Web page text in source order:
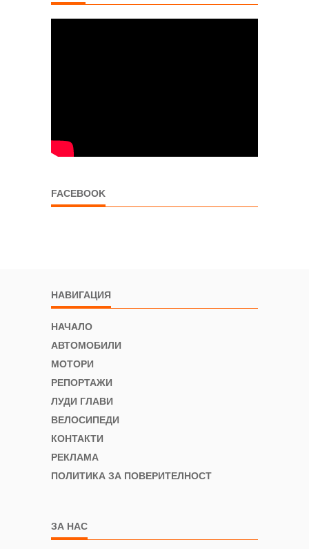
FACEBOOK
НАВИГАЦИЯ
НАЧАЛО
АВТОМОБИЛИ
МОТОРИ
РЕПОРТАЖИ
ЛУДИ ГЛАВИ
ВЕЛОСИПЕДИ
КОНТАКТИ
РЕКЛАМА
ПОЛИТИКА ЗА ПОВЕРИТЕЛНОСТ
ЗА НАС